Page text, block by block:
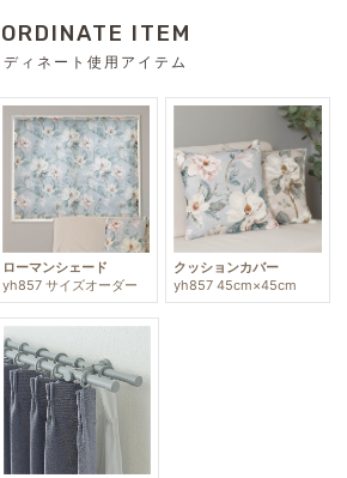
ITEM
ディネート使用アイテム
ローマンシェード
yh857 サイズオーダー
クッションカバー
yh857 45cm×45cm